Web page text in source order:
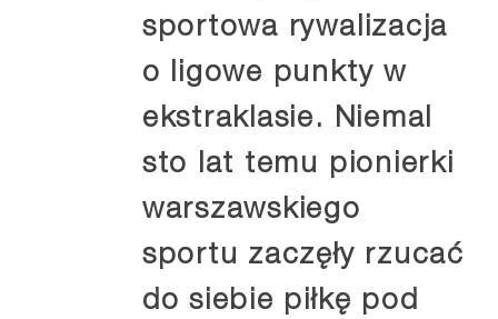
sportowa rywalizacja
o ligowe punkty w
ekstraklasie. Niemal
sto lat temu pionierki
warszawskiego
sportu zaczęły rzucać
do siebie piłkę pod